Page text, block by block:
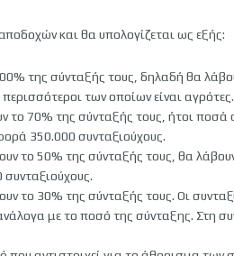
και θα υπολογίζεται ως εξής:
της σύνταξής τους, δηλαδή θα
των οποίων είναι αγρότες.
το 70% της σύνταξής τους, ήτοι ποσά
350.000 συνταξιούχους.
το 50% της σύνταξής τους, θα
το 30% της σύνταξής τους. Οι
με το ποσό της σύνταξης. Στη